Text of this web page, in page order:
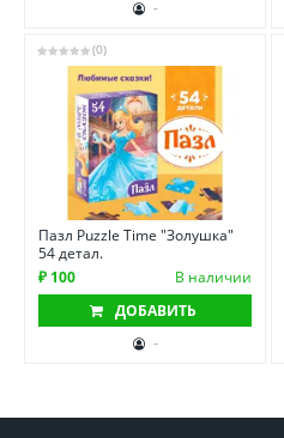
-
(0)
Пазл Puzzle Time "Золушка"
54 детал.
₽ 100
В наличии
ДОБАВИТЬ
-